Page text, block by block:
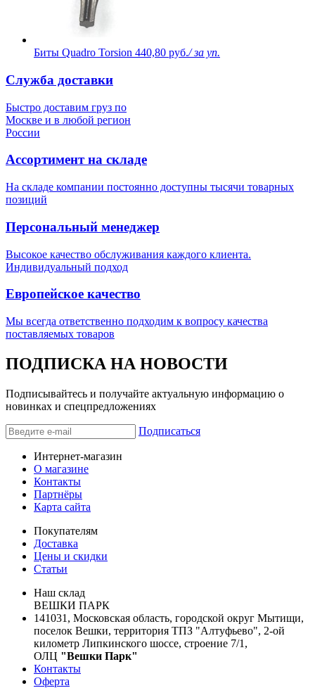
Биты Quadro Torsion 440,80 руб./ за уп.
Служба доставки
Быстро доставим груз по
Москве и в любой регион
России
Ассортимент на складе
На складе компании постоянно доступны тысячи товарных
позиций
Персональный менеджер
Высокое качество обслуживания каждого клиента.
Индивидуальный подход
Европейское качество
Мы всегда ответственно подходим к вопросу качества
поставляемых товаров
ПОДПИСКА НА НОВОСТИ
Подписывайтесь и получайте актуальную информацию о
новинках и спецпредложениях
Подписаться
Интернет-магазин
О магазине
Контакты
Партнёры
Карта сайта
Покупателям
Доставка
Цены и скидки
Статьи
Наш склад
ВЕШКИ ПАРК
141031, Московская область, городской округ Мытищи,
поселок Вешки, территория ТПЗ "Алтуфьево", 2-ой
километр Липкинского шоссе, строение 7/1,
ОЛЦ "Вешки Парк"
Контакты
Оферта